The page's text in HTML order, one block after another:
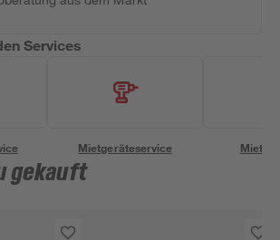
Services
Mietgeräteservice
gekauft